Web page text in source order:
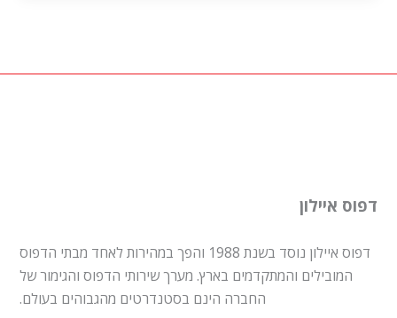
דפוס איילון
דפוס איילון נוסד בשנת 1988 והפך במהירות לאחד מבתי הדפוס
המובילים והמתקדמים בארץ. מערך שירותי הדפוס והגימור של
החברה הינם בסטנדרטים מהגבוהים בעולם.